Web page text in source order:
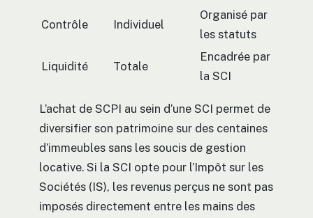
Contrôle Individuel
Organisé par
les statuts
Liquidité Totale
Encadrée par
la SCI
L’achat de SCPI au sein d’une SCI permet de
diversifier son patrimoine sur des centaines
d’immeubles sans les soucis de gestion
locative. Si la SCI opte pour l’Impôt sur les
Sociétés (IS), les revenus perçus ne sont pas
imposés directement entre les mains des